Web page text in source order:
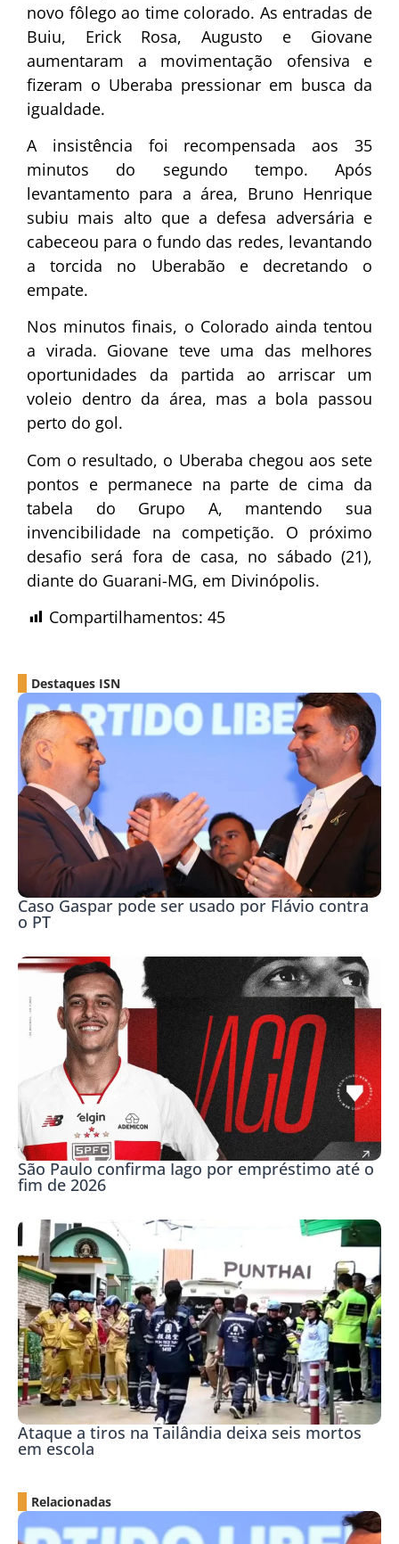
novo fôlego ao time colorado. As entradas de
Buiu, Erick Rosa, Augusto e Giovane
aumentaram a movimentação ofensiva e
fizeram o Uberaba pressionar em busca da
igualdade.
A insistência foi recompensada aos 35
minutos do segundo tempo. Após
levantamento para a área, Bruno Henrique
subiu mais alto que a defesa adversária e
cabeceou para o fundo das redes, levantando
a torcida no Uberabão e decretando o
empate.
Nos minutos finais, o Colorado ainda tentou
a virada. Giovane teve uma das melhores
oportunidades da partida ao arriscar um
voleio dentro da área, mas a bola passou
perto do gol.
Com o resultado, o Uberaba chegou aos sete
pontos e permanece na parte de cima da
tabela do Grupo A, mantendo sua
invencibilidade na competição. O próximo
desafio será fora de casa, no sábado (21),
diante do Guarani-MG, em Divinópolis.
Compartilhamentos: 45
Destaques ISN
Caso Gaspar pode ser usado por Flávio contra
o PT
São Paulo confirma Iago por empréstimo até o
fim de 2026
Ataque a tiros na Tailândia deixa seis mortos
em escola
Relacionadas